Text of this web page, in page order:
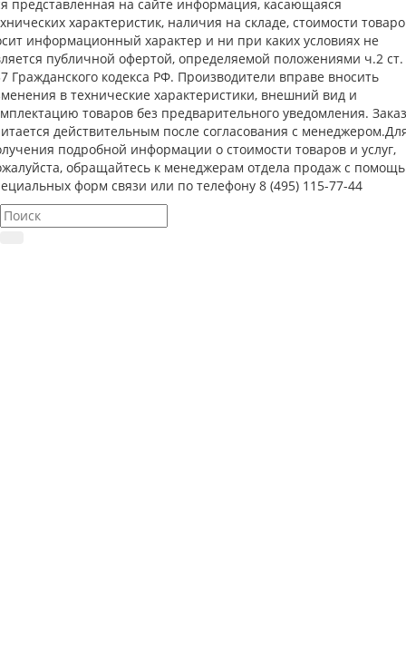
представленная на сайте информация, касающаяся
характеристик, наличия на складе, стоимости
информационный характер и ни при каких условиях не
публичной офертой, определяемой положениями ч.2 ст.
Гражданского кодекса РФ. Производители вправе вносить
в технические характеристики, внешний вид и
товаров без предварительного уведомления. Заказ
действительным после согласования с
подробной информации о стоимости товаров и услуг,
обращайтесь к менеджерам отдела продаж с
форм связи или по телефону 8 (495) 115-77-44